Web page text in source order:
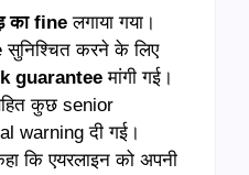
का fine लगाया गया।
करने के लिए
guarantee मांगी गई।
कुछ senior
warning दी गई।
कि एयरलाइन को अपनी